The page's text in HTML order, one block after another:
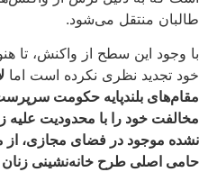
طالبان منتقل می‌شود.
با وجود این سطح از واکنش، تا
خود تجدید نظری نکرده ‌است اما
مقام‌های بلندپایه حکومت
مخالفت خود را با محدودیت علیه
نشده موجود در فضای مجازی، از
حامی اصلی طرح خانه‌نشینی زنان